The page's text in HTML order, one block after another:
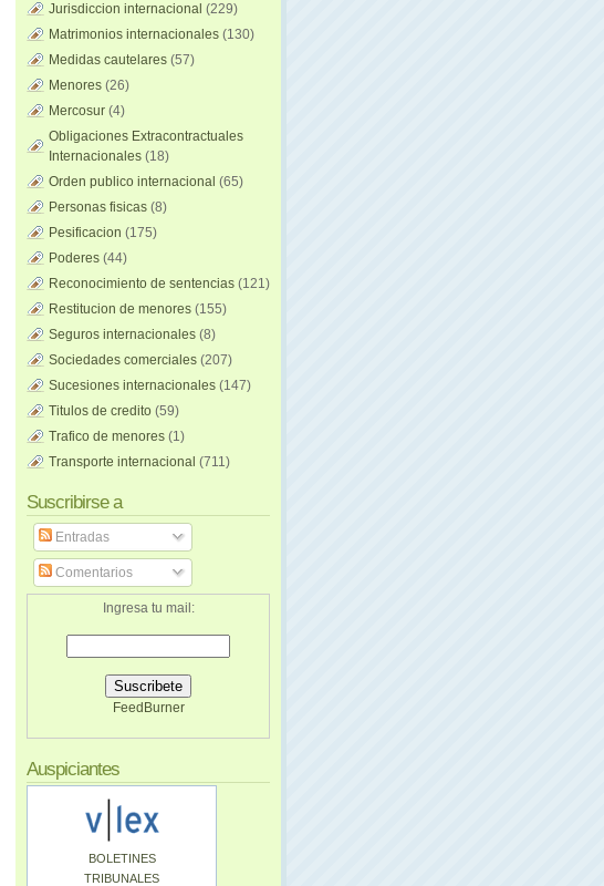
Jurisdiccion internacional (229)
Matrimonios internacionales (130)
Medidas cautelares (57)
Menores (26)
Mercosur (4)
Obligaciones Extracontractuales
Internacionales (18)
Orden publico internacional (65)
Personas fisicas (8)
Pesificacion (175)
Poderes (44)
Reconocimiento de sentencias (121)
Restitucion de menores (155)
Seguros internacionales (8)
Sociedades comerciales (207)
Sucesiones internacionales (147)
Titulos de credito (59)
Trafico de menores (1)
Transporte internacional (711)
Suscribirse a
Entradas
Comentarios
Ingresa tu mail:
FeedBurner
Auspiciantes
BOLETINES
TRIBUNALES